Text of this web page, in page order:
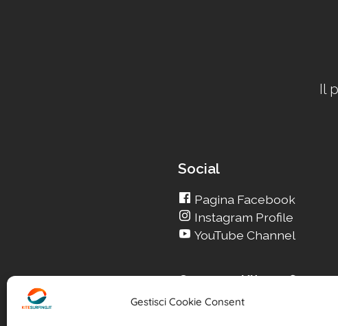
Gestisci Cookie Consent
Il
Social
Pagina Facebook
Instagram Profile
YouTube Channel
Cerca su Kitesurfing
Cerca un nuovo KiteCamp